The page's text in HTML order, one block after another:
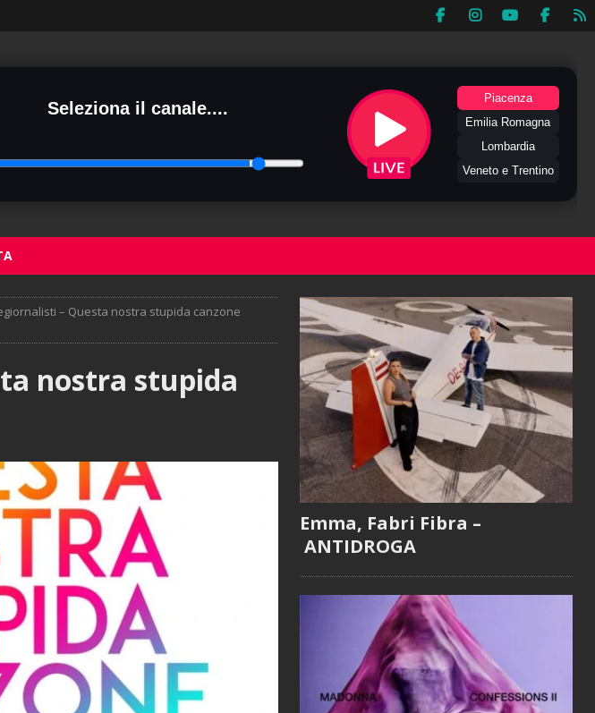
Seleziona il canale....
Piacenza
Emilia Romagna
Lombardia
Veneto e Trentino
– Questa nostra stupida canzone
nostra stupida
Emma, Fabri Fibra –
ANTIDROGA